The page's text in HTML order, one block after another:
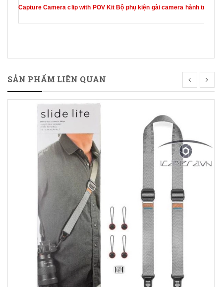
Capture Camera clip with POV Kit Bộ phụ kiện gài camera hành trình
SẢN PHẨM LIÊN QUAN